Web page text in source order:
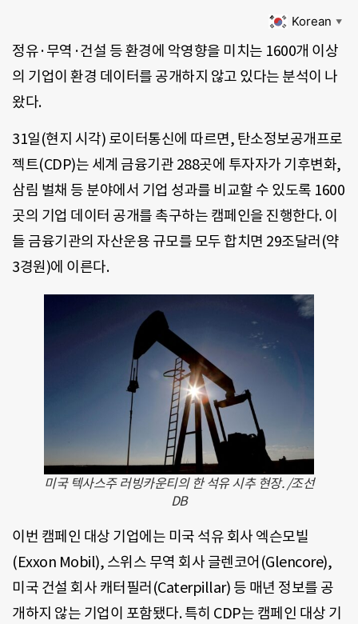
Korean ▼
정유·무역·건설 등 환경에 악영향을 미치는 1600개 이상
의 기업이 환경 데이터를 공개하지 않고 있다는 분석이 나
왔다.
31일(현지 시각) 로이터통신에 따르면, 탄소정보공개프로
젝트(CDP)는 세계 금융기관 288곳에 투자자가 기후변화,
삼림 벌채 등 분야에서 기업 성과를 비교할 수 있도록 1600
곳의 기업 데이터 공개를 촉구하는 캠페인을 진행한다. 이
들 금융기관의 자산운용 규모를 모두 합치면 29조달러(약
3경원)에 이른다.
미국 텍사스주 러빙카운티의 한 석유 시추 현장. /조선
DB
이번 캠페인 대상 기업에는 미국 석유 회사 엑슨모빌
(Exxon Mobil), 스위스 무역 회사 글렌코어(Glencore),
미국 건설 회사 캐터필러(Caterpillar) 등 매년 정보를 공
개하지 않는 기업이 포함됐다. 특히 CDP는 캠페인 대상 기